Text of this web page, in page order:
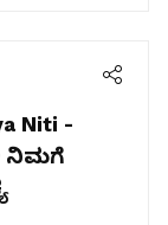
Niti -
ನಿಮಗೆ